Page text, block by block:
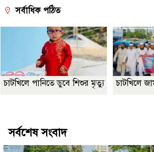
সর্বাধিক পঠিত
চাটখিলে পানিতে ডুবে শিশুর মৃত্যু চাটখিলে
সর্বশেষ সংবাদ